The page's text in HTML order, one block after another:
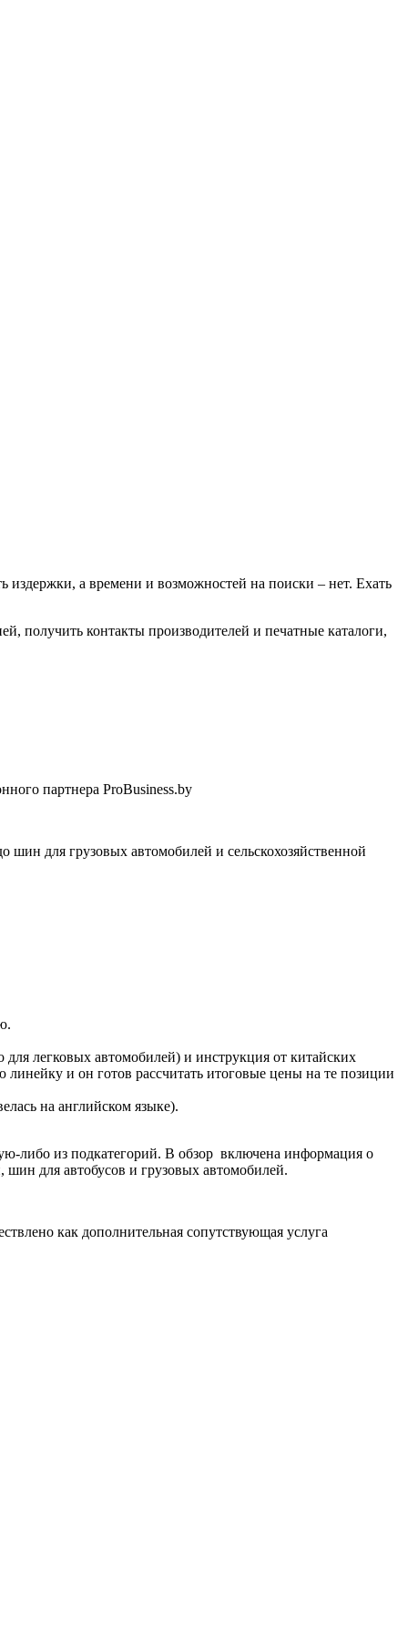
издержки, а времени и возможностей на поиски – нет. Ехать
получить контакты производителей и печатные каталоги,
партнера ProBusiness.by
для грузовых автомобилей и сельскохозяйственной
легковых автомобилей) и инструкция от китайских
и он готов рассчитать итоговые цены на те позиции
на английском языке).
либо из подкатегорий. В обзор включена информация о
шин для автобусов и грузовых автомобилей.
как дополнительная сопутствующая услуга